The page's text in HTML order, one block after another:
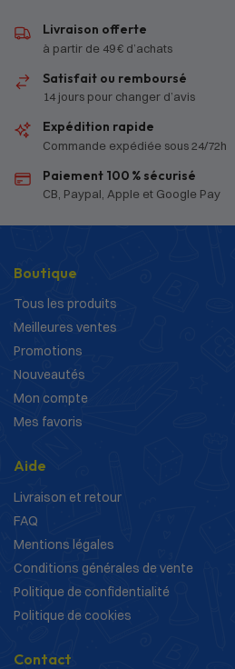
Livraison offerte
à partir de 49 € d’achats
Satisfait ou remboursé
14 jours pour changer d’avis
Expédition rapide
Commande expédiée sous 24/72h
Paiement 100 % sécurisé
CB, Paypal, Apple et Google Pay
Boutique
Tous les produits
Meilleures ventes
Promotions
Nouveautés
Mon compte
Mes favoris
Aide
Livraison et retour
FAQ
Mentions légales
Conditions générales de vente
Politique de confidentialité
Politique de cookies
Contact